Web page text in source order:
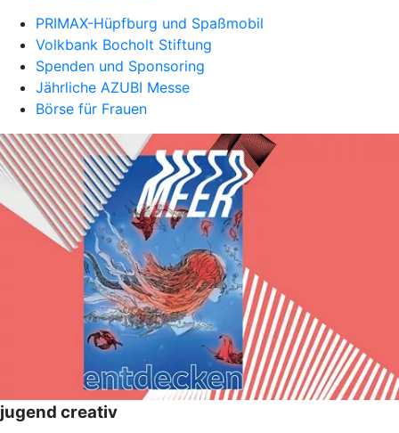
PRIMAX-Hüpfburg und Spaßmobil
Volkbank Bocholt Stiftung
Spenden und Sponsoring
Jährliche AZUBI Messe
Börse für Frauen
jugend creativ